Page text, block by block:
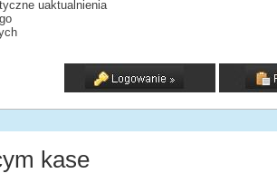
uaktualnienia
kase